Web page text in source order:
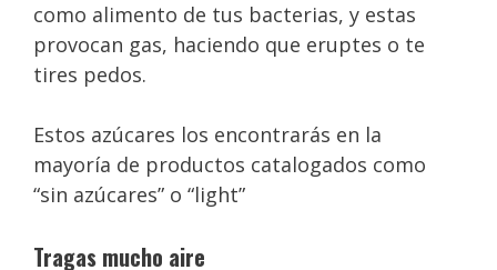
como alimento de tus bacterias, y estas
provocan gas, haciendo que eruptes o te
tires pedos.
Estos azúcares los encontrarás en la
mayoría de productos catalogados como
“sin azúcares” o “light”
Tragas mucho aire